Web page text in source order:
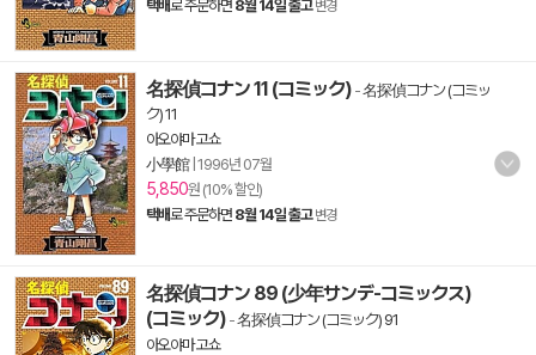
택배로 주문하면 8월 14일 출고 변경
名探偵コナン 11 (コミック) -名探偵コナン (コミッ
ク) 11
아오야마 고쇼
小學館| 1996년 07월
5,850원 (10% 할인)
택배로 주문하면 8월 14일 출고 변경
名探偵コナン 89 (少年サンデ-コミックス)
(コミック) -名探偵コナン (コミック) 91
아오야마 고쇼